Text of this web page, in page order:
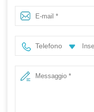
bianca confezione in
flaconi e vasetti per
la cura della pelle
Telefono